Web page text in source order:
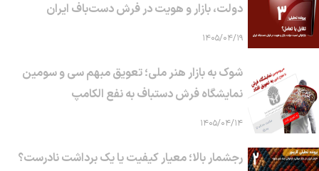
دولت، بازار و هویت در فرش دست‌باف ایران
۱۴۰۵/۰۴/۱۹
شوک به بازار هنر ملی؛ تعویق مبهم سی و سومین
نمایشگاه فرش دستباف به نفع الکامپ
۱۴۰۵/۰۴/۱۴
رجشمار بالا؛ معیار کیفیت یا یک برداشت نادرست؟